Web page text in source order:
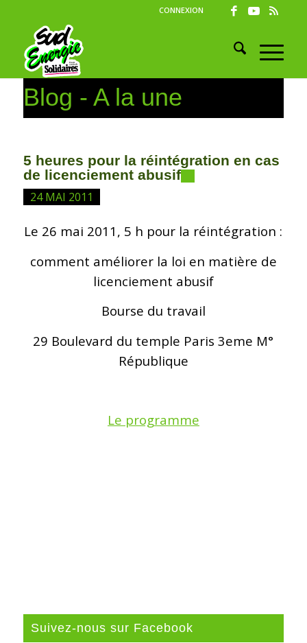
CONNEXION
Blog - A la une
5 heures pour la réintégration en cas
de licenciement abusif
24 MAI 2011
Le 26 mai 2011, 5 h pour la réintégration :
comment améliorer la loi en matière de
licenciement abusif
Bourse du travail
29 Boulevard du temple Paris 3eme M°
République
Le programme
Suivez-nous sur Facebook